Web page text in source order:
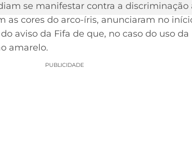
se manifestar contra a discriminação
as cores do arco-íris, anunciaram no
aviso da Fifa de que, no caso do uso da
amarelo.
PUBLICIDADE